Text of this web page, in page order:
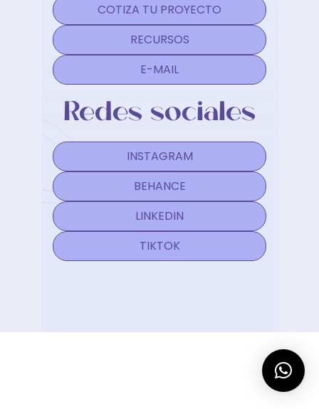
COTIZA TU PROYECTO
RECURSOS
E-MAIL
Redes sociales
INSTAGRAM
BEHANCE
LINKEDIN
TIKTOK